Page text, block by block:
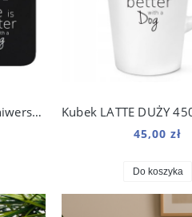
Case na telefon z Psem uniwersalny
45,00 zł
Do koszyka